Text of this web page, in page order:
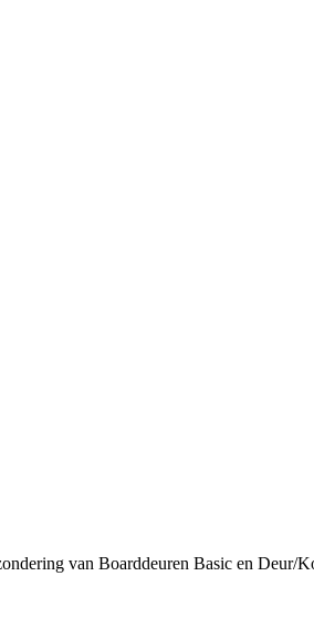
van Boarddeuren Basic en Deur/